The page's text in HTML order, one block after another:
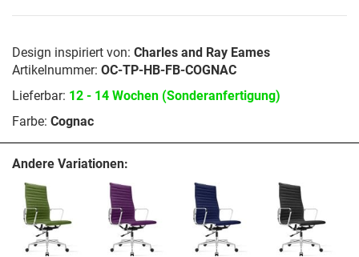
Design inspiriert von: Charles and Ray Eames
Artikelnummer: OC-TP-HB-FB-COGNAC
Lieferbar: 12 - 14 Wochen (Sonderanfertigung)
Farbe: Cognac
Andere Variationen: